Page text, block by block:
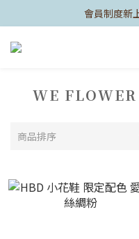
會員制度新
WE FLOWER
商品排序